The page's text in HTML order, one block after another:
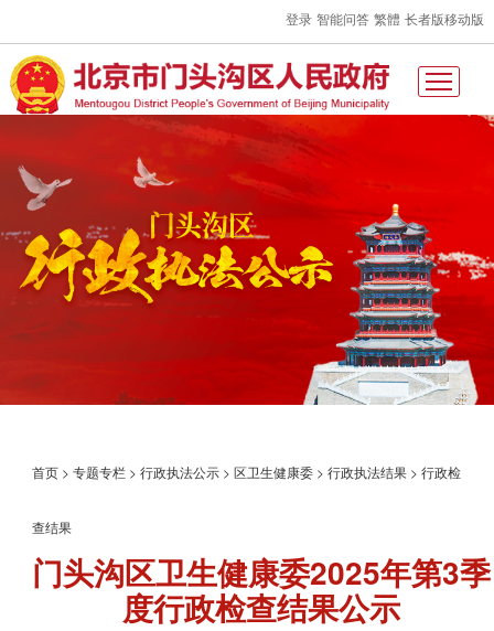
登录 智能问答 繁體 长者版移动版
首页 >专题专栏 >行政执法公示 >区卫生健康委 >行政执法结果 >行政检
查结果
门头沟区卫生健康委2025年第3季
度行政检查结果公示